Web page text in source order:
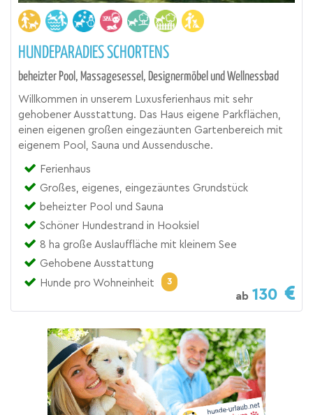
HUNDEPARADIES SCHORTENS
beheizter Pool, Massagesessel, Designermöbel und Wellnessbad
Willkommen in unserem Luxusferienhaus mit sehr
gehobener Ausstattung. Das Haus eigene Parkflächen,
einen eigenen großen eingezäunten Gartenbereich mit
eigenem Pool, Sauna und Aussendusche.
Ferienhaus
Großes, eigenes, eingezäuntes Grundstück
beheizter Pool und Sauna
Schöner Hundestrand in Hooksiel
8 ha große Auslauffläche mit kleinem See
Gehobene Ausstattung
Hunde pro Wohneinheit
3
ab 130